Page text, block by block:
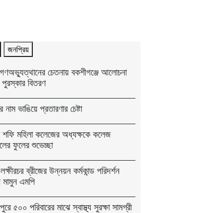
জনপ্রিয়
চেতনায় বকশীগঞ্জে আলোচনা
বিতরণ
নাম ভাঙিয়ে প্রতারণার চেষ্টা
শফি মহিলা কলেজের অধ্যক্ষকে কলেজ
ফুলের শুভেচ্ছা
লক্ষীরচর ব্রীজের উন্নয়ন কর্মকান্ড পরিদর্শন
এমপি
৫০০ পরিবারের মাঝে স্বাস্থ্য সুরক্ষা সামগ্রী